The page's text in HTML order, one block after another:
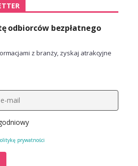
odbiorców bezpłatnego
z branży, zyskaj atrakcyjne
prywatności